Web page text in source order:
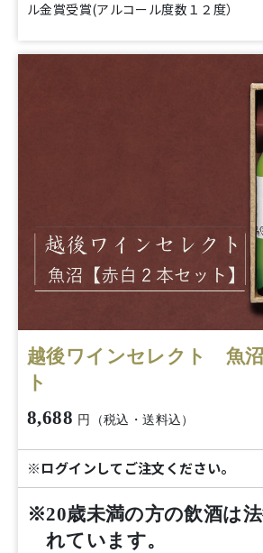
ル金賞受賞(アルコール度数１２度）
越後ワインセレクト 魚沼
ト
8,688 円（税込・送料込）
※ログインしてご注文ください。
※20歳未満の方の飲酒は
れています。